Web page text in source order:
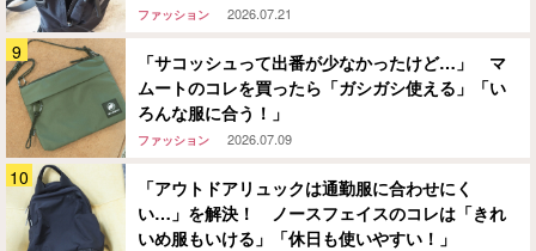
ファッション 2026.07.21
「サコッシュって出番が少なかったけど…」 マ
ムートのコレを買ったら「ガシガシ使える」「い
ろんな服に合う！」
ファッション 2026.07.09
「アウトドアリュックは通勤服に合わせにく
い…」を解決！ ノースフェイスのコレは「きれ
いめ服もいける」「休日も使いやすい！」